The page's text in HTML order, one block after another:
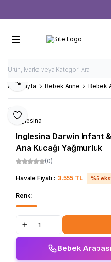
Ana Sayfa Bebek Anne Bebek
Favoriye Ekle
Paylaş
Inglesina
Inglesina Darwin Infant
Ana Kucağı Yağmurluk
(0)
Havale Fiyatı : 3.555 TL %5
Renk:
Bebek Arabası